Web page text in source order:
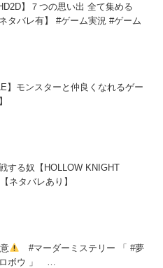
】７つの思い出 全て集める
タバレ有】 #ゲーム実況 #ゲーム
】モンスターと仲良くなれるゲー
する奴【HOLLOW KNIGHT
ネタバレあり】
#マーダーミステリー 「 #夢
ロボウ 」 …